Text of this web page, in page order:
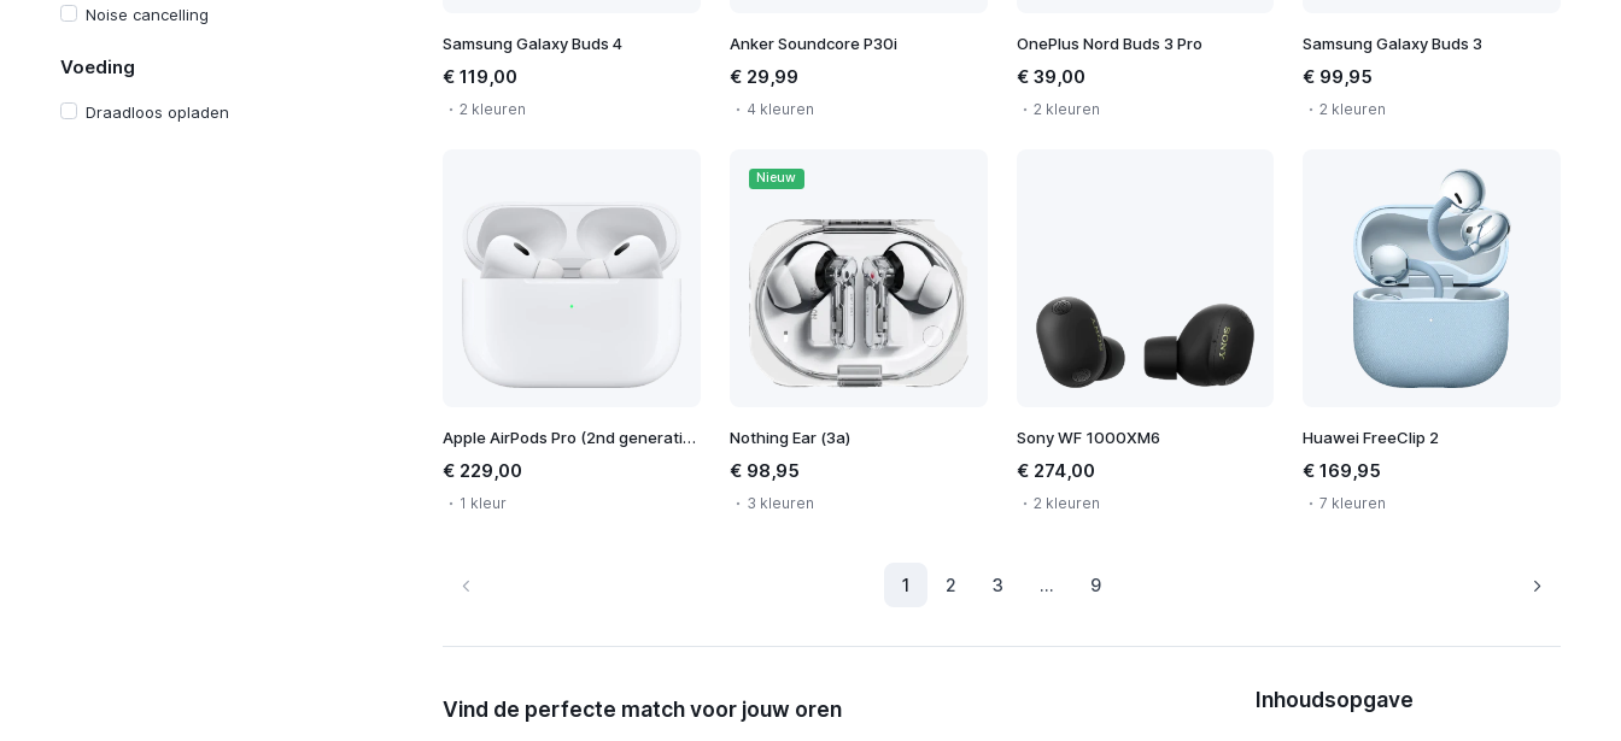
Sennheiser
Noise cancelling
Voeding
Draadloos opladen
Samsung Galaxy Buds 4
€ 119,00
2 kleuren
Anker Soundcore P30i
€ 29,99
4 kleuren
OnePlus Nord Buds 3 Pro
€ 39,00
2 kleuren
Samsung Galaxy Buds 3
€ 99,95
2 kleuren
Apple AirPods Pro (2nd generation) USB-C
€ 229,00
1 kleur
Nieuw
Nothing Ear (3a)
€ 98,95
3 kleuren
Sony WF 1000XM6
€ 274,00
2 kleuren
Huawei FreeClip 2
€ 169,95
7 kleuren
1
2 3 ... 9
Inhoudsopgave
Vind de perfecte match voor jouw oren